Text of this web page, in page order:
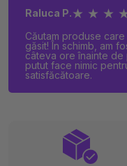
Raluca P.★ ★ ★
Căutam produse
găsit! În schimb, am
câteva ore înainte de
putut face nimic
satisfăcătoare.